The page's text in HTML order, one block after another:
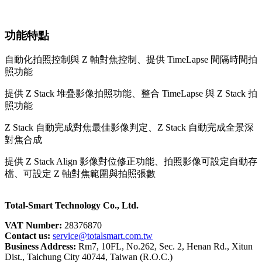
功能特點
自動化拍照控制與 Z 軸對焦控制、提供 TimeLapse 間隔時間拍
照功能
提供 Z Stack 堆疊影像拍照功能、整合 TimeLapse 與 Z Stack 拍
照功能
Z Stack 自動完成對焦最佳影像判定、Z Stack 自動完成全景深
對焦合成
提供 Z Stack Align 影像對位修正功能、拍照影像可設定自動存
檔、可設定 Z 軸對焦範圍與拍照張數
Total-Smart Technology Co., Ltd.
VAT Number: 28376870
Contact us: service@totalsmart.com.tw
Business Address: Rm7, 10FL, No.262, Sec. 2, Henan Rd., Xitun
Dist., Taichung City 40744, Taiwan (R.O.C.)